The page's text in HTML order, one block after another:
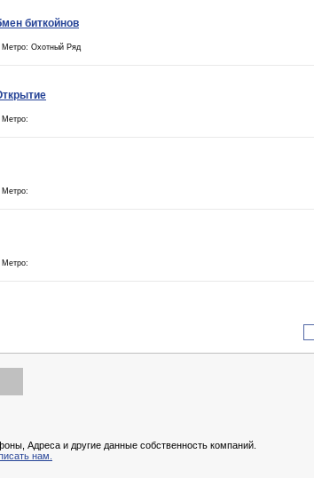
биткойнов
Метро: Охотный Ряд
Метро:
Метро:
Метро:
Адреса и другие данные собственность компаний.
нам.